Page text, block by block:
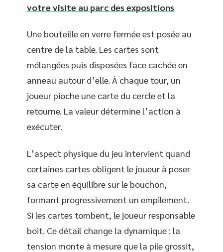
votre visite au parc des expositions
Une bouteille en verre fermée est posée au
centre de la table. Les cartes sont
mélangées puis disposées face cachée en
anneau autour d’elle. À chaque tour, un
joueur pioche une carte du cercle et la
retourne. La valeur détermine l’action à
exécuter.
L’aspect physique du jeu intervient quand
certaines cartes obligent le joueur à poser
sa carte en équilibre sur le bouchon,
formant progressivement un empilement.
Si les cartes tombent, le joueur responsable
boit. Ce détail change la dynamique : la
tension monte à mesure que la pile grossit,